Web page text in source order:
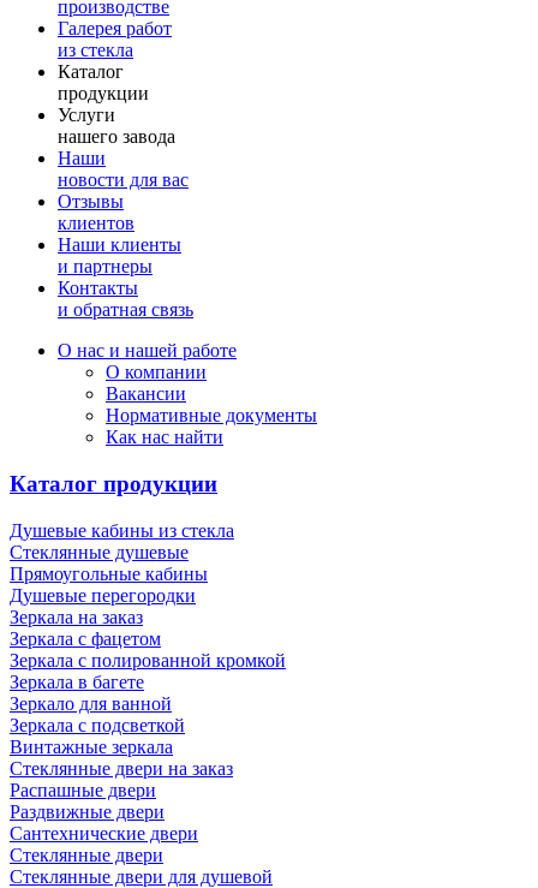
производстве
Галерея работ
из стекла
Каталог
продукции
Услуги
нашего завода
Наши
новости для вас
Отзывы
клиентов
Наши клиенты
и партнеры
Контакты
и обратная связь
О нас и нашей работе
О компании
Вакансии
Нормативные документы
Как нас найти
Каталог продукции
Душевые кабины из стекла
Стеклянные душевые
Прямоугольные кабины
Душевые перегородки
Зеркала на заказ
Зеркала с фацетом
Зеркала с полированной кромкой
Зеркала в багете
Зеркало для ванной
Зеркала с подсветкой
Винтажные зеркала
Стеклянные двери на заказ
Распашные двери
Раздвижные двери
Сантехнические двери
Стеклянные двери
Стеклянные двери для душевой